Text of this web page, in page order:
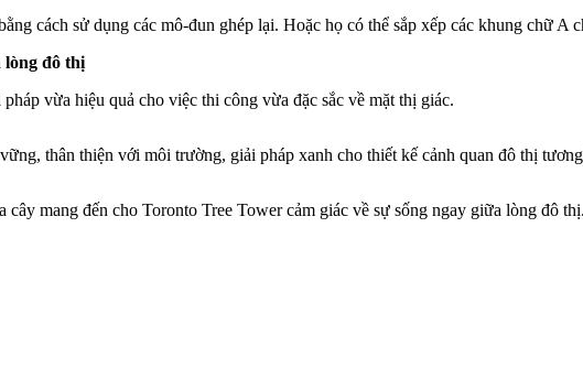
cách sử dụng các mô-đun ghép lại. Hoặc họ có thể sắp xếp các khung chữ A
lòng đô thị
vừa hiệu quả cho việc thi công vừa đặc sắc về mặt thị giác.
thân thiện với môi trường, giải pháp xanh cho thiết kế cảnh quan đô thị
mang đến cho Toronto Tree Tower cảm giác về sự sống ngay giữa lòng đô thị.